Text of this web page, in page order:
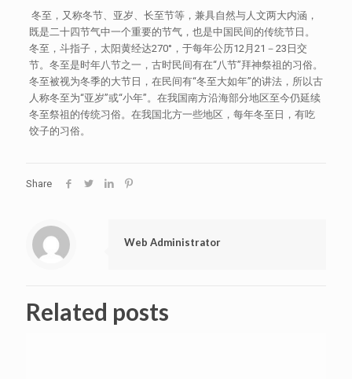
冬至，又称冬节、亚岁、长至节等，兼具自然与人文两大内涵，
既是二十四节气中一个重要的节气，也是中国民间的传统节日。
冬至，斗指子，太阳黄经达270°，于每年公历12月21－23日交
节。冬至是时年八节之一，古时民间有在“八节”拜神祭祖的习俗。
冬至被视为冬季的大节日，在民间有“冬至大如年”的讲法，所以古
人称冬至为“亚岁”或“小年”。在我国南方沿海部分地区至今仍延续
冬至祭祖的传统习俗。在我国北方一些地区，每年冬至日，有吃
饺子的习俗。
Share
Web Administrator
Related posts